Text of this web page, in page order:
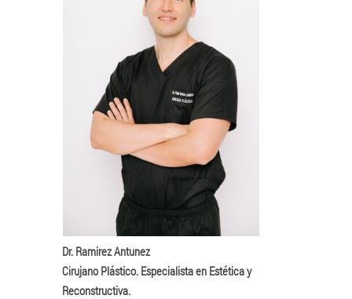
Dr. Ramirez Antunez
Cirujano Plástico. Especialista en Estética y
Reconstructiva.